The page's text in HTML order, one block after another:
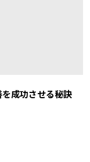
成功させる秘訣